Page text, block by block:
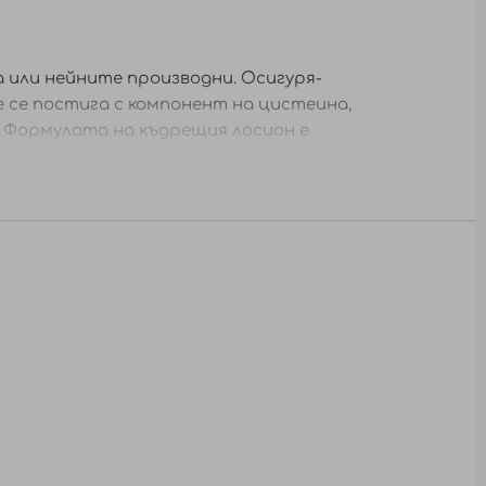
или нейните производни. Осигуря-
постига с компонент на цистеина,
на къдрещия лосион е